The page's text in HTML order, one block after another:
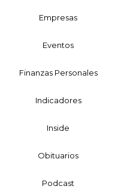
Empresas
Eventos
Finanzas Personales
Indicadores
Inside
Obituarios
Podcast